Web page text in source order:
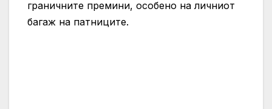
граничните премини, особено на личниот
багаж на патниците.